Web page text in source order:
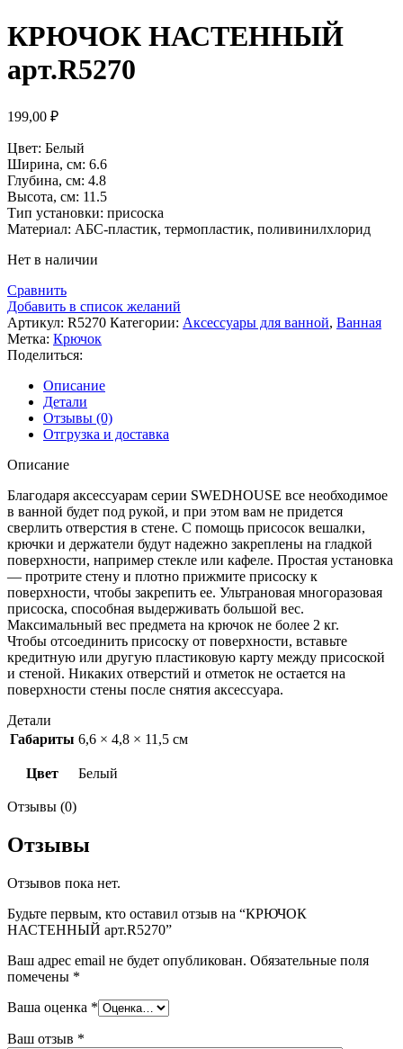
КРЮЧОК НАСТЕННЫЙ
арт.R5270
199,00 ₽
Цвет: Белый
Ширина, см: 6.6
Глубина, см: 4.8
Высота, см: 11.5
Тип установки: присоска
Материал: АБС-пластик, термопластик, поливинилхлорид
Нет в наличии
Сравнить
Добавить в список желаний
Артикул: R5270 Категории: Аксессуары для ванной, Ванная
Метка: Крючок
Поделиться:
Описание
Детали
Отзывы (0)
Отгрузка и доставка
Описание
Благодаря аксессуарам серии SWEDHOUSE все необходимое
в ванной будет под рукой, и при этом вам не придется
сверлить отверстия в стене. С помощь присосок вешалки,
крючки и держатели будут надежно закреплены на гладкой
поверхности, например стекле или кафеле. Простая установка
— протрите стену и плотно прижмите присоску к
поверхности, чтобы закрепить ее. Ультрановая многоразовая
присоска, способная выдерживать большой вес.
Максимальный вес предмета на крючок не более 2 кг.
Чтобы отсоединить присоску от поверхности, вставьте
кредитную или другую пластиковую карту между присоской
и стеной. Никаких отверстий и отметок не остается на
поверхности стены после снятия аксессуара.
Детали
Габариты 6,6 × 4,8 × 11,5 см
Цвет Белый
Отзывы (0)
Отзывы
Отзывов пока нет.
Будьте первым, кто оставил отзыв на “КРЮЧОК
НАСТЕННЫЙ арт.R5270”
Ваш адрес email не будет опубликован. Обязательные поля
помечены *
Ваша оценка *
Ваш отзыв *